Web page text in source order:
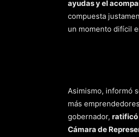
ayudas y el
compuesta
un momento difícil
Asimismo, informó
más
gobernador, ratificó
Cámara de